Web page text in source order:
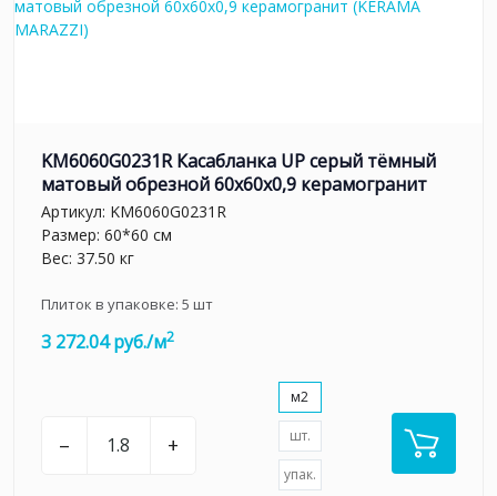
KM6060G0231R Касабланка UP серый тёмный
матовый обрезной 60x60x0,9 керамогранит
Артикул: KM6060G0231R
Размер: 60*60 см
Вес: 37.50 кг
Плиток в упаковке: 5 шт
3 272.04 руб./м2
– +
м2
шт.
упак.